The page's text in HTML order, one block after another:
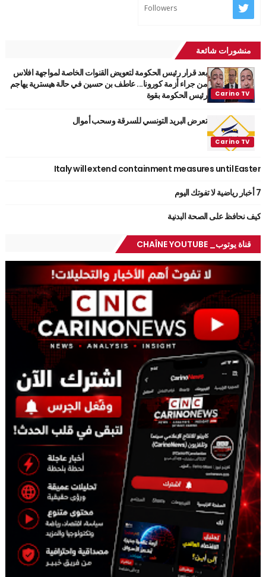
Followers
منشورات شائعة
بعد قرار رئيس الحكومة لتعويض القنوات الخاصة لمواجهة افلاس
من جراء أزمة كورونا... عاطف بن حسين في حالة هيسترية يهاجم
رئيس الحكومة بقوة
تعرض البريد التونسي للسرقة وسحب أموال
Italy will extend containment measures until Easter
7 أخبار رياضية لا تفوتك اليوم
كيف نحافظ على الصحة البدنية
قناة يوتوب_ CHAÎNE YOUTUBE